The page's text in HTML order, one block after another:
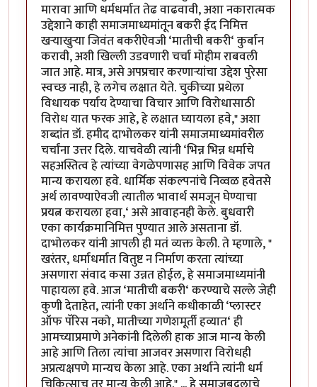
मारावा आणि धर्मधर्मात तेढ वाढवावी, अशा नकारात्मक
उद्देशाने काही समाजमाध्यमांतून बकरी ईद निमित्त
खऱ्याखुऱ्या जिवंत बकरीऐवजी ‘मातीची बकरी‘ कुर्बान
करावी, अशी खिल्ली उडवणारी चर्चा मोहीम राबवली
जात आहे. मात्र, असे अपप्रचार करणाऱ्यांचा उद्देश पुरेसा
स्वच्छ नाही, हे लगेच लक्षात येते. चुकीच्या प्रथेला
विधायक पर्याय देण्याचा विचार आणि विरोधासाठी
विरोध यात फरक आहे, हे लक्षात घ्यायला हवे," अशा
शब्दांत डॉ. हमीद दाभोलकर यांनी समाजमाध्यमांवरील
चर्चांना उत्तर दिले. याचवेळी त्यांनी ‘भिन्न भिन्न धर्माचे
सहअस्तित्व हे त्यांच्या वेगळेपणासह आणि विवेक जपत
मान्य करायला हवे. धार्मिक संकल्पनांचे निव्वळ हवेतसे
अर्थ लावण्याऐवजी त्यातील भावार्थ समजून घेण्याचा
प्रयत्न करायला हवा,‘ असे आवाहनही केले. बुधवारी
एका कार्यक्रमानिमित्त पुण्यात आले असताना डॉ.
दाभोलकर यांनी आपली ही मतं व्यक्त केली. ते म्हणाले, "
खरंतर, धर्माधर्मात वितुष्ट न निर्माण करता त्यांच्या
असणारा संवाद कसा उन्नत होईल, हे समाजमाध्यमांनी
पाहायला हवे. आज ‘मातीची बकरी‘ करण्याचे सल्ले जेही
कुणी देताहेत, त्यांनी एका अर्थाने कधीकाळी ‘प्लास्टर
ऑफ पॅरिस नको, मातीच्या गणेशमूर्ती हव्यात‘ ही
आमच्याप्रमाणे अनेकांनी दिलेली हाक आज मान्य केली
आहे आणि तिला त्यांचा आजवर असणारा विरोधही
अप्रत्यक्षपणे मान्यच केला आहे. एका अर्थाने त्यांनी धर्म